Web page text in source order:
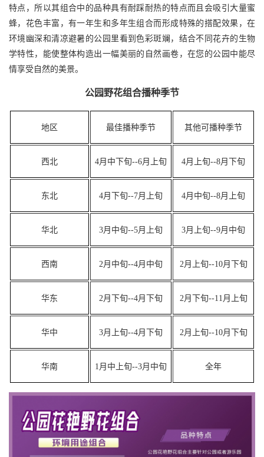
特点，所以其组合中的品种具有耐踩耐热的特点而且会吸引大量蜜
蜂，花色丰富，有一年生和多年生组合而形成特殊的搭配效果，在
环境幽深和清凉避暑的公园里看到色彩斑斓，结合不同花卉的生物
学特性，能使整体构造出一幅美丽的自然画卷，在您的公园中能尽
情享受自然的美景。
公园野花组合播种季节
地区 最佳播种季节 其他可播种季节
西北 4月中下旬--6月上旬 4月上旬--8月下旬
东北 4月下旬--7月上旬 4月中旬--8月上旬
华北 3月中旬--5月上旬 3月上旬--9月中旬
西南 2月中旬--4月中旬 2月上旬--10月下旬
华东 2月下旬--4月下旬 2月下旬--11月上旬
华中 3月上旬--4月下旬 2月上旬--10月下旬
华南 1月中上旬--3月中旬 全年